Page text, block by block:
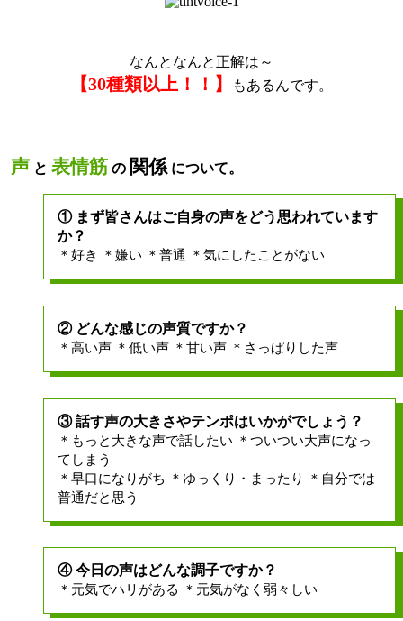
なんとなんと正解は～
【30種類以上！！】 もあるんです。
声 と 表情筋 の 関係 について。
① まず皆さんはご自身の声をどう思われています
か？
＊好き ＊嫌い ＊普通 ＊気にしたことがない
② どんな感じの声質ですか？
＊高い声 ＊低い声 ＊甘い声 ＊さっぱりした声
③ 話す声の大きさやテンポはいかがでしょう？
＊もっと大きな声で話したい ＊ついつい大声になっ
てしまう
＊早口になりがち ＊ゆっくり・まったり ＊自分では
普通だと思う
④ 今日の声はどんな調子ですか？
＊元気でハリがある ＊元気がなく弱々しい